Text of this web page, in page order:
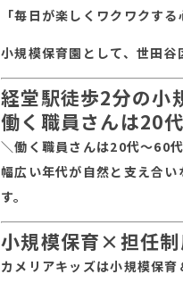
「毎日が楽しくワクワクす
小規模保育園として、世田谷
経堂駅徒歩2分の小
働く職員さんは20
＼働く職員さんは20代～60
幅広い年代が自然と支え合
す。
小規模保育×担任制
カメリアキッズは小規模保